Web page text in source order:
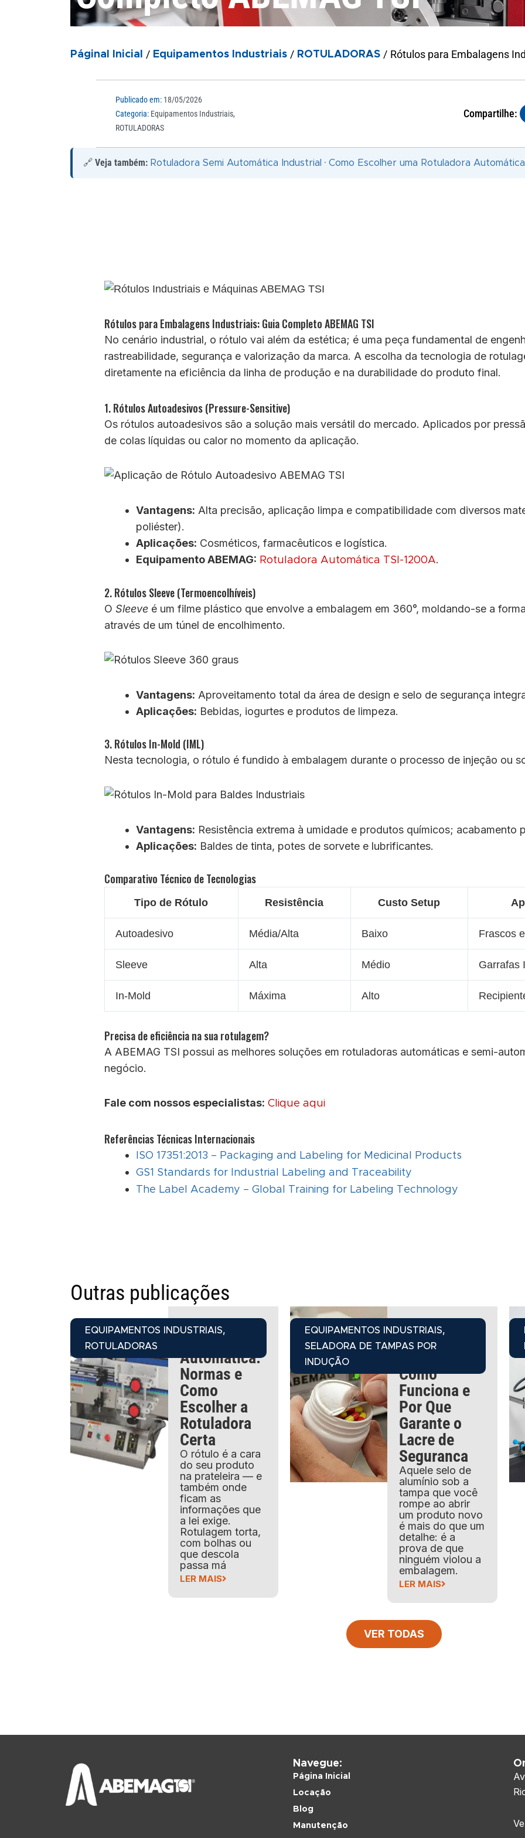
Páginal Inicial / Equipamentos Industriais / ROTULADORAS / Rótulos para Embalagens
Publicado em: 18/05/2026
Categoria: Equipamentos Industriais,
ROTULADORAS
Compartilhe: ​
🔗 Veja também: Rotuladora Semi Automática Industrial · Como Escolher uma Rotuladora Automática
Rótulos para Embalagens Industriais: Guia Completo ABEMAG TSI
No cenário industrial, o rótulo vai além da estética; é uma peça fundamental de
rastreabilidade, segurança e valorização da marca. A escolha da tecnologia de
diretamente na eficiência da linha de produção e na durabilidade do produto final.
1. Rótulos Autoadesivos (Pressure-Sensitive)
Os rótulos autoadesivos são a solução mais versátil do mercado. Aplicados por
de colas líquidas ou calor no momento da aplicação.
Vantagens: Alta precisão, aplicação limpa e compatibilidade com diversos
poliéster).
Aplicações: Cosméticos, farmacêuticos e logística.
Equipamento ABEMAG: Rotuladora Automática TSI-1200A.
2. Rótulos Sleeve (Termoencolhíveis)
O Sleeveé um filme plástico que envolve a embalagem em 360°, moldando-se a
através de um túnel de encolhimento.
Vantagens: Aproveitamento total da área de design e selo de segurança
Aplicações: Bebidas, iogurtes e produtos de limpeza.
3. Rótulos In-Mold (IML)
Nesta tecnologia, o rótulo é fundido à embalagem durante o processo de injeção ou
Vantagens: Resistência extrema à umidade e produtos químicos; acabamento
Aplicações: Baldes de tinta, potes de sorvete e lubrificantes.
Comparativo Técnico de Tecnologias
Tipo de Rótulo Resistência Custo Setup
Autoadesivo Média/Alta Baixo Frascos
Sleeve Alta Médio Garrafas
In-Mold Máxima Alto
Precisa de eficiência na sua rotulagem?
A ABEMAG TSI possui as melhores soluções em rotuladoras automáticas e semi-
negócio.
Fale com nossos especialistas: Clique aqui
Referências Técnicas Internacionais
ISO 17351:2013 – Packaging and Labeling for Medicinal Products
GS1 Standards for Industrial Labeling and Traceability
The Label Academy – Global Training for Labeling Technology
Outras publicações
EQUIPAMENTOS INDUSTRIAIS,
ROTULADORAS
04/08/2026
Rotulagem
Automática:
Normas e
Como
Escolher a
Rotuladora
Certa
O rótulo é a cara
do seu produto
na prateleira — e
também onde
ficam as
informações que
a lei exige.
Rotulagem torta,
com bolhas ou
que descola
passa má
LER MAIS
EQUIPAMENTOS INDUSTRIAIS,
SELADORA DE TAMPAS POR
INDUÇÃO
04/08/2026
Selagem por
Como
Funciona e
Por Que
Garante o
Lacre de
Seguranca
Aquele selo de
alumínio sob a
tampa que você
rompe ao abrir
um produto novo
é mais do que um
detalhe: é a
prova de que
ninguém violou a
embalagem.
LER MAIS
VER TODAS
Navegue:
Página Inicial
Locação
Blog
Manutenção